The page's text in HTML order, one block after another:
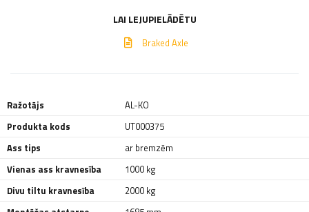
LAI LEJUPIELĀDĒTU
Braked Axle
Ražotājs
AL-KO
Produkta kods
UT000375
Ass tips
ar bremzēm
Vienas ass kravnesība
1000 kg
Divu tiltu kravnesība
2000 kg